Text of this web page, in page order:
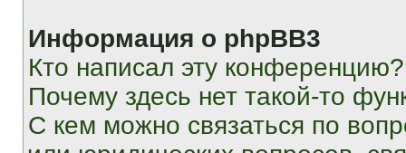
Информация о phpBB3
Кто написал эту конференцию?
Почему здесь нет такой-то
С кем можно связаться по